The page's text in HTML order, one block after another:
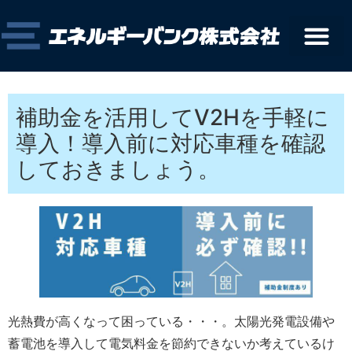
補助金を活用してV2Hを手軽に
導入！導入前に対応車種を確認
しておきましょう。
光熱費が高くなって困っている・・・。太陽光発電設備や
蓄電池を導入して電気料金を節約できないか考えているけ